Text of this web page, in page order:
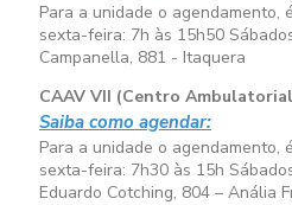
Para a unidade o agendamento,
sexta-feira: 7h às 15h50
Campanella, 881 - Itaquera
CAAV VII (Centro
Saiba como agendar:
Para a unidade o agendamento,
sexta-feira: 7h30 às 15h
Eduardo Cotching, 804 – Anália